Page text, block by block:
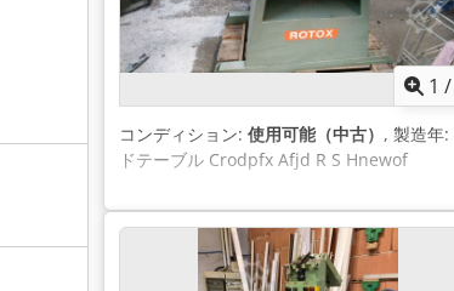
1 /
コンディション: 使用可能（中古） , 製造年:
ドテーブル Crodpfx Afjd R S Hnewof